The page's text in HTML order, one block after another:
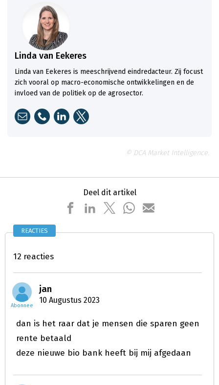
Linda van Eekeres
Linda van Eekeres is meeschrijvend eindredacteur. Zij focust
zich vooral op macro-economische ontwikkelingen en de
invloed van de politiek op de agrosector.
© DCA Market Intelligence.
Deel dit artikel
REACTIES
12 reacties
Abonnee
jan
10 Augustus 2023
dan is het raar dat je mensen die sparen geen
rente betaald
deze nieuwe bio bank heeft bij mij afgedaan